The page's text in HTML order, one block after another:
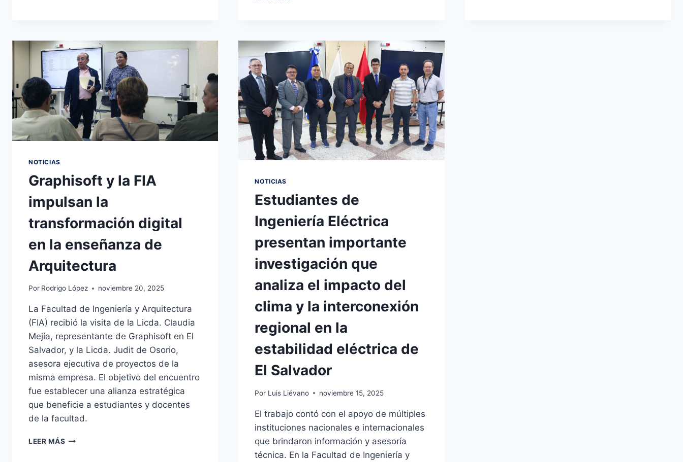
NOTICIAS
Graphisoft y la FIA
impulsan la
transformación digital
en la enseñanza de
Arquitectura
Por Rodrigo López noviembre 20, 2025
La Facultad de Ingeniería y Arquitectura
(FIA) recibió la visita de la Licda. Claudia
Mejía, representante de Graphisoft en El
Salvador, y la Licda. Judit de Osorio,
asesora ejecutiva de proyectos de la
misma empresa. El objetivo del encuentro
fue establecer una alianza estratégica
que beneficie a estudiantes y docentes
de la facultad.
LEER MÁS
NOTICIAS
Estudiantes de
Ingeniería Eléctrica
presentan importante
investigación que
analiza el impacto del
clima y la interconexión
regional en la
estabilidad eléctrica de
El Salvador
Por Luis Liévano noviembre 15, 2025
El trabajo contó con el apoyo de múltiples
instituciones nacionales e internacionales
que brindaron información y asesoría
técnica. En la Facultad de Ingeniería y